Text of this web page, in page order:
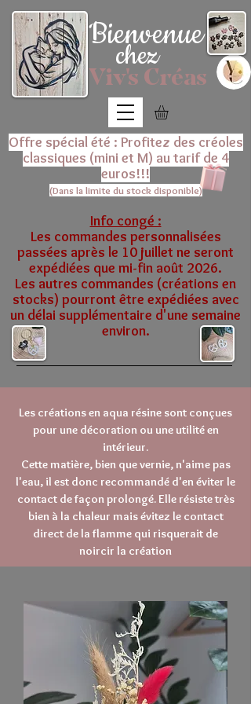
Bienvenue
chez
Viv's Créas
Offre spécial été : Profitez des créoles
classiques (mini et M) au tarif de 4
euros!!!
(Dans la limite du stock disponible)
Info congé :
Les commandes personnalisées
passées après le 10 juillet ne seront
expédiées que mi-fin août 2026.
Les autres commandes (créations en
stocks) pourront être expédiées avec
un délai supplémentaire d'une semaine
environ.
Les créations en aqua résine sont conçues
pour une décoration ou une utilité en
intérieur.
Cette matière, bien que vernie, n'aime pas
l'eau, il est donc recommandé d'en éviter le
contact de façon prolongé. Elle résiste très
bien à la chaleur mais évitez le contact
direct de la flamme qui risquerait de
noircir la création